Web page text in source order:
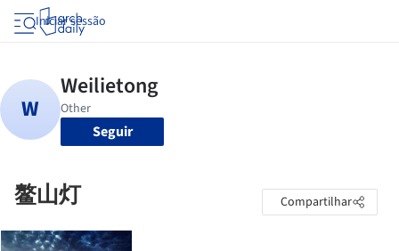
Iniciar sessão
Seguir
鳌山灯 Compartilhar